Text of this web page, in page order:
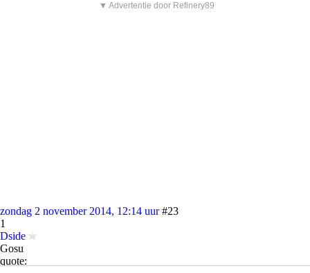
▼ Advertentie door Refinery89
zondag 2 november 2014, 12:14 uur #23
1
Dside
Gosu
quote: